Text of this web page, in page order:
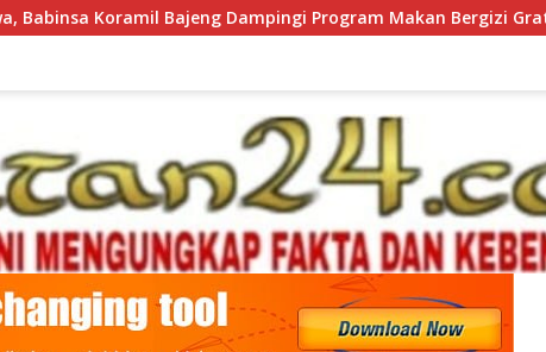
Program Makan Bergizi Gratis Kodim 1409/